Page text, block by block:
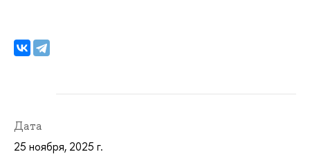
Дата
25 ноября, 2025 г.